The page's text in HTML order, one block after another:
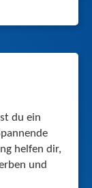
du ein
helfen dir,
und